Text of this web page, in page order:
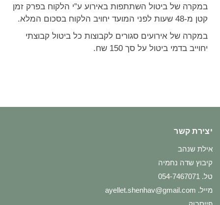
במקרה של ביטול השתתפות באירוע ע”י הלקוח בפרק זמן
קטן מ-48 שעות לפני המועד יחויב הלקוח בסכום המלא.
במקרה של אירועים סגורים לקבוצות כל ביטול קבוצתי
יחוייב בדמי ביטול על סך 150 שח.
יצירת קשר
אילת שנהב
קיבוץ שדה נחמיה
טל. 054-7467071
מייל. ayellet.shenhav@gmail.com